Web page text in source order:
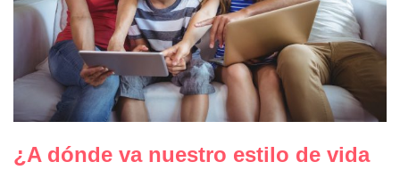
¿A dónde va nuestro estilo de vida